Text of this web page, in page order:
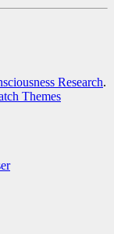
Research.
Themes